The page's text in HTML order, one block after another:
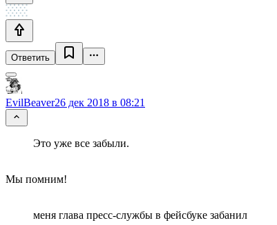
Ответить
EvilBeaver26 дек 2018 в 08:21
Это уже все забыли.
Мы помним!
меня глава пресс-службы в фейсбуке забанил